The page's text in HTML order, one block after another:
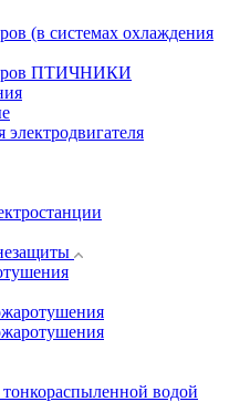
(в системах охлаждения
ПТИЧНИКИ
электродвигателя
водой